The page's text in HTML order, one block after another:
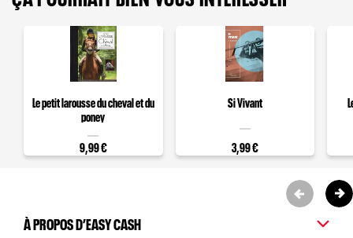
Le petit larousse du cheval et du
poney
9,99 €
Si Vivant
3,99 €
À PROPOS D’EASY CASH